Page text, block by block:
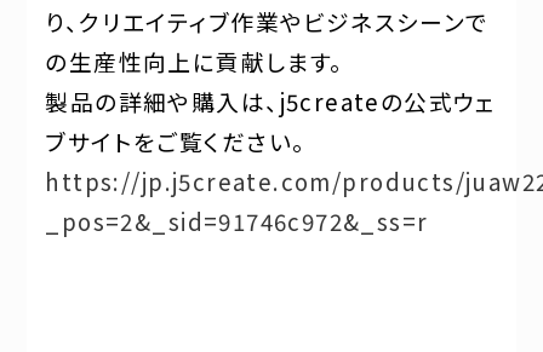
り、クリエイティブ作業やビジネスシーンで
の生産性向上に貢献します。
製品の詳細や購入は、j5createの公式ウェ
ブサイトをご覧ください。
https://jp.j5create.com/products/
_pos=2&_sid=91746c972&_ss=r